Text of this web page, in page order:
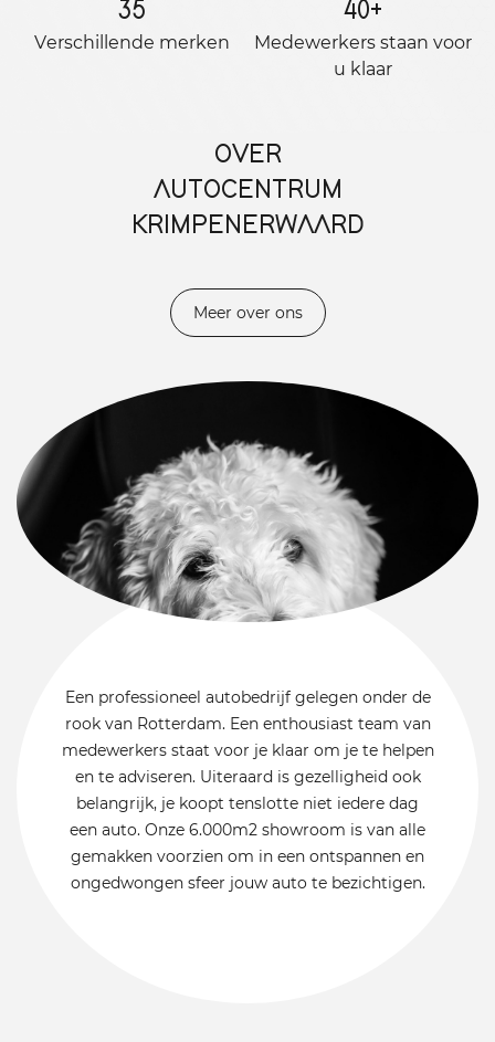
35
Verschillende merken
40+
Medewerkers staan ​​voor
u klaar
OVER
AUTOCENTRUM
KRIMPENERWAARD
Meer over ons
Een professioneel autobedrijf gelegen onder de
rook van Rotterdam. Een enthousiast team van
medewerkers staat voor je klaar om je te helpen
en te adviseren. Uiteraard is gezelligheid ook
belangrijk, je koopt tenslotte niet iedere dag
een auto. Onze 6.000m2 showroom is van alle
gemakken voorzien om in een ontspannen en
ongedwongen sfeer jouw auto te bezichtigen.